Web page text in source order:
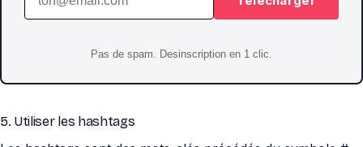
Pas de spam. Desinscription en 1 clic.
5. Utiliser les hashtags